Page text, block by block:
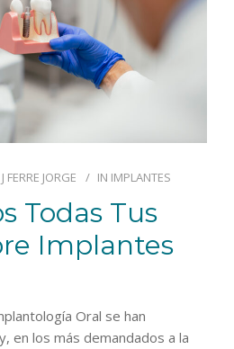
FERRE JORGE IN IMPLANTES
Todas Tus
Implantes
Oral se han
en los más demandados a la